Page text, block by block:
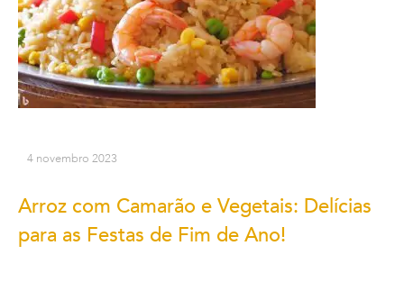
4 novembro 2023
Arroz com Camarão e Vegetais: Delícias
para as Festas de Fim de Ano!